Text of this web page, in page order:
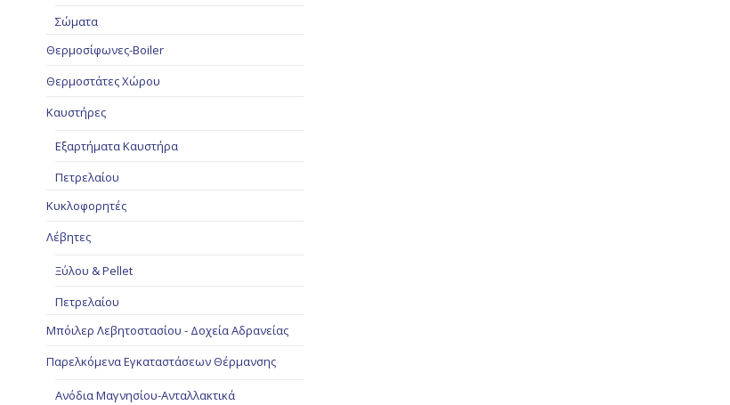
Σώματα
Θερμοσίφωνες-Boiler
Θερμοστάτες Χώρου
Καυστήρες
Εξαρτήματα Καυστήρα
Πετρελαίου
Κυκλοφορητές
Λέβητες
Ξύλου & Pellet
Πετρελαίου
Μπόιλερ Λεβητοστασίου - Δοχεία Αδρανείας
Παρελκόμενα Εγκαταστάσεων Θέρμανσης
Ανόδια Μαγνησίου-Ανταλλακτικά